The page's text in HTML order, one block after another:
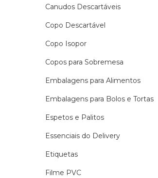
Canudos Descartáveis
Copo Descartável
Copo Isopor
Copos para Sobremesa
Embalagens para Alimentos
Embalagens para Bolos e Tortas
Espetos e Palitos
Essenciais do Delivery
Etiquetas
Filme PVC